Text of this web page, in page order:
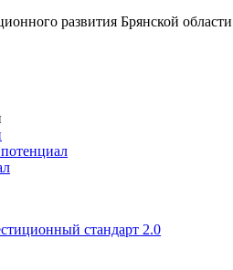
развития Брянской области
стандарт 2.0